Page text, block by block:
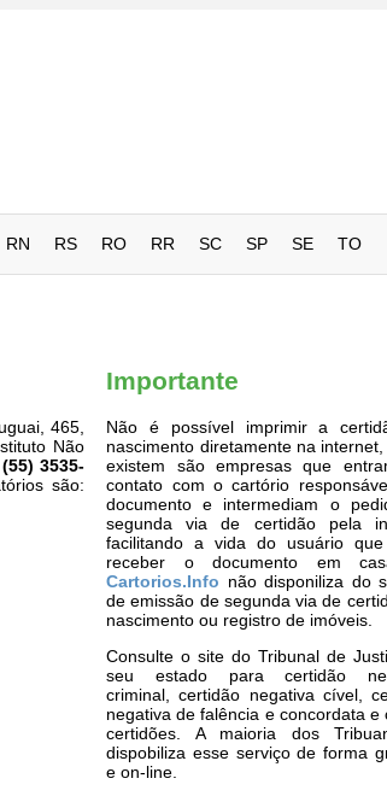
RN RS RO RR SC SP SE TO
465,
Não
3535-
são:
Importante
Não é possível imprimir a
nascimento diretamente na
existem são empresas que
contato com o cartório
documento e intermediam o
segunda via de certidão pela
facilitando a vida do usuário
receber o documento em
Cartorios.Info não disponiliza do
de emissão de segunda via de
nascimento ou registro de imóveis.
Consulte o site do Tribunal de
seu estado para certidão
criminal, certidão negativa cível,
negativa de falência e concordata e
certidões. A maioria dos
dispobiliza esse serviço de forma
e on-line.